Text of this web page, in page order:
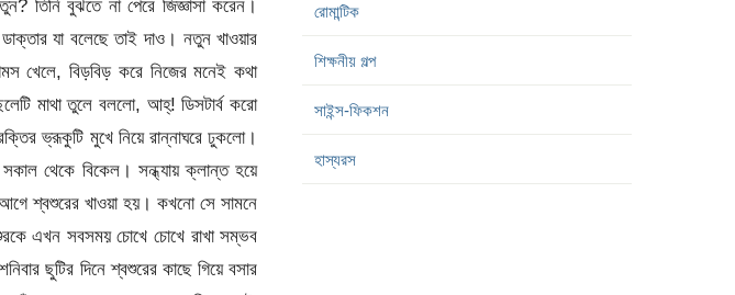
রোমান্টিক
শিক্ষনীয় গল্প
সাইন্স-ফিকশন
হাস্যরস